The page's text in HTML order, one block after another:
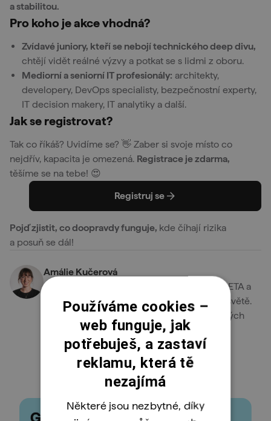
a stabilitou.
Pro koho je akce vhodná?
Zvídavé juniory, kteří se nebojí technického deep divu,
chtějí vidět reálné výzvy a potkat se s lidmi z oboru.
Mediorní a seniorní IT profesionály: architekty,
developery, DevOps specialisty, bezpečnostní experty,
IT decision makery, IT analytiky a další.
Jak se registrovat?
Tak co říkáš? Uvidíme se? 👋 Zaber si svoje místo co
nejdřív, kapacita je omezená. Registrace je zdarma,
těšíme se na tebe! 😍
Registruj se
Pojď zjistit, co doopravdy funguje, kde číhají rizika
a posuň se dál!
Amálie Kučerová
Ami je součástí marketingového týmu ENGETA a
stojí za částí našich aktivit v online i offline světě.
Narazíš na ni třeba na Instagramu, v blogových
článcích nebo newsletterech.
Zobrazit články autora
Používáme cookies –
web funguje, jak
potřebuješ, a zastaví
reklamu, která tě
nezajímá
Některé jsou nezbytné, díky